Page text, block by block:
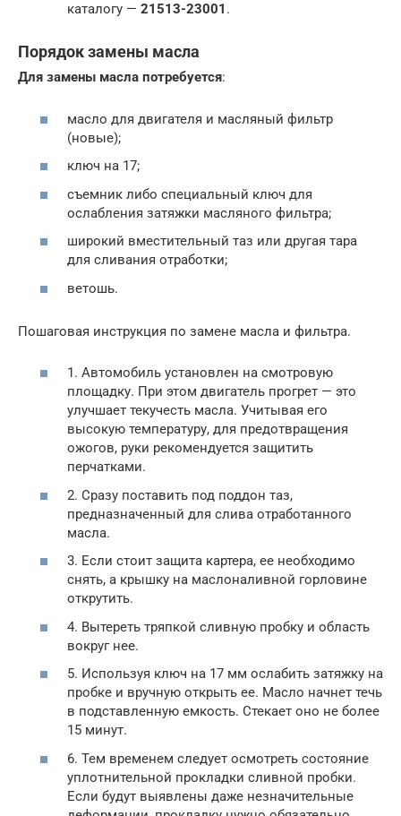
каталогу — 21513-23001 .
Порядок замены масла
Для замены масла потребуется:
масло для двигателя и масляный фильтр
(новые);
ключ на 17;
съемник либо специальный ключ для
ослабления затяжки масляного фильтра;
широкий вместительный таз или другая тара
для сливания отработки;
ветошь.
Пошаговая инструкция по замене масла и фильтра.
1. Автомобиль установлен на смотровую
площадку. При этом двигатель прогрет — это
улучшает текучесть масла. Учитывая его
высокую температуру, для предотвращения
ожогов, руки рекомендуется защитить
перчатками.
2. Сразу поставить под поддон таз,
предназначенный для слива отработанного
масла.
3. Если стоит защита картера, ее необходимо
снять, а крышку на маслоналивной горловине
открутить.
4. Вытереть тряпкой сливную пробку и область
вокруг нее.
5. Используя ключ на 17 мм ослабить затяжку на
пробке и вручную открыть ее. Масло начнет течь
в подставленную емкость. Стекает оно не более
15 минут.
6. Тем временем следует осмотреть состояние
уплотнительной прокладки сливной пробки.
Если будут выявлены даже незначительные